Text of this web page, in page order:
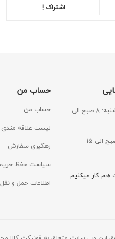
اشتراک !
شنبه تا چهارشنبه: ۸ صبح الی
هم کار میکنیم.
حساب من
حساب من
لیست علاقه مندی
رهگیری سفارش
سیاست حفظ
اطلاعات حمل و نقل